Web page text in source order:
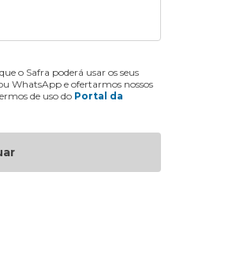
o Safra poderá usar os seus
WhatsApp e ofertarmos nossos
de uso do Portal da